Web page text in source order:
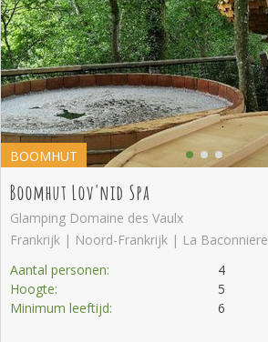
BOOMHUT
Boomhut Lov'nid Spa
Glamping Domaine des Vaulx
Frankrijk | Noord-Frankrijk | La Baconniere
Aantal personen:
4
Hoogte:
5
Minimum leeftijd:
6